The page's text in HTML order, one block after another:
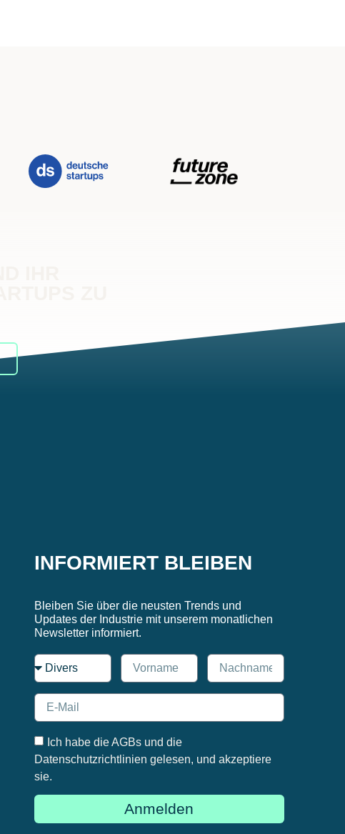
INFORMIERT BLEIBEN
Bleiben Sie über die neusten Trends und
Updates der Industrie mit unserem monatlichen
Newsletter informiert.
Ich habe die AGBs und die
Datenschutzrichtlinien gelesen, und akzeptiere
sie.
Anmelden